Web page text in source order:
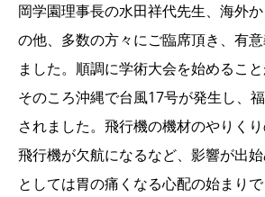
岡学園理事長の水田祥代先生、海外
の他、多数の方々にご臨席頂き、有
ました。順調に学術大会を始めること
そのころ沖縄で台風17号が発生し、
されました。飛行機の機材のやりく
飛行機が欠航になるなど、影響が出
としては胃の痛くなる心配の始まりで